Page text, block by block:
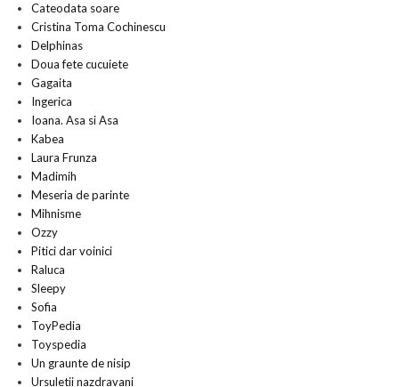
Cateodata soare
Cristina Toma Cochinescu
Delphinas
Doua fete cucuiete
Gagaita
Ingerica
Ioana. Asa si Asa
Kabea
Laura Frunza
Madimih
Meseria de parinte
Mihnisme
Ozzy
Pitici dar voinici
Raluca
Sleepy
Sofia
ToyPedia
Toyspedia
Un graunte de nisip
Ursuletii nazdravani